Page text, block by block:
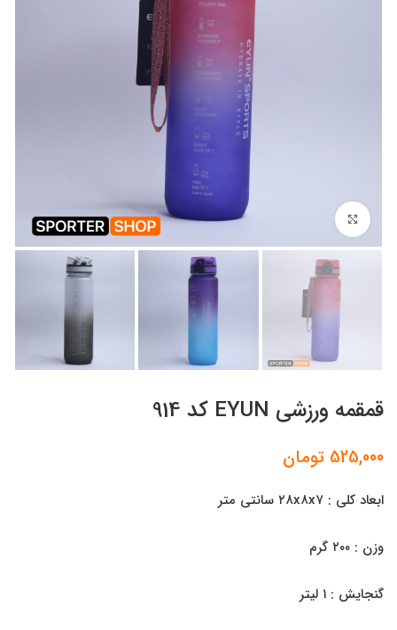
برای بزرگنمایی کلیک کنید
قمقمه ورزشی EYUN کد 914
525,000 تومان
ابعاد کلی : ۲۸x۸x۷ سانتی‌ متر
وزن : ۲۰۰ گرم
گنجایش : ۱ لیتر